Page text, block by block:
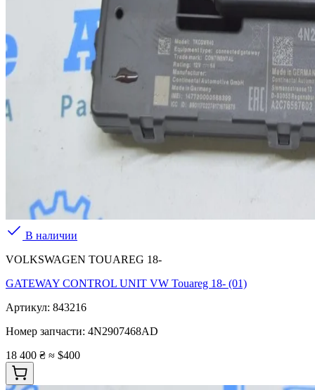
В наличии
VOLKSWAGEN TOUAREG 18-
GATEWAY CONTROL UNIT VW Touareg 18- (01)
Артикул: 843216
Номер запчасти: 4N2907468AD
18 400 ₴ ≈ $400